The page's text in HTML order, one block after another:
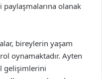
olanak
bireylerin yaşam
oynamaktadır. Ayten
gelişimlerini